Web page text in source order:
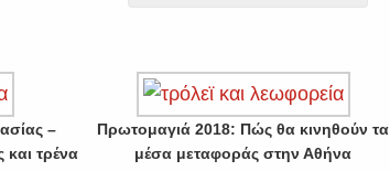
–
τρένα
Πρωτομαγιά 2018: Πώς θα κινηθούν τα
μέσα μεταφοράς στην Αθήνα